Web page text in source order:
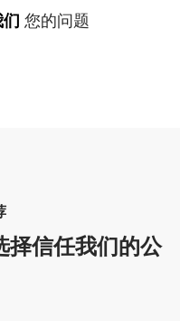
您的问题
择信任我们的公